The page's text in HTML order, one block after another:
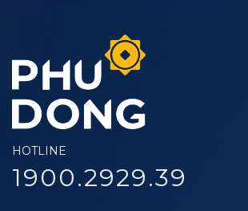
HOTLINE
1900.2929.39